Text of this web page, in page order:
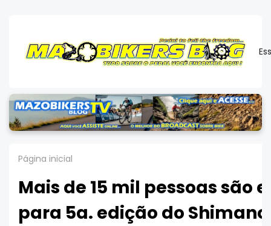
Página inicial
Mais de 15 mil pessoas são
para 5a. edição do Shimano